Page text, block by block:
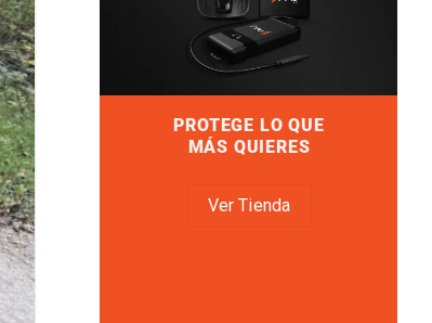
PROTEGE LO QUE
MÁS QUIERES
Ver Tienda